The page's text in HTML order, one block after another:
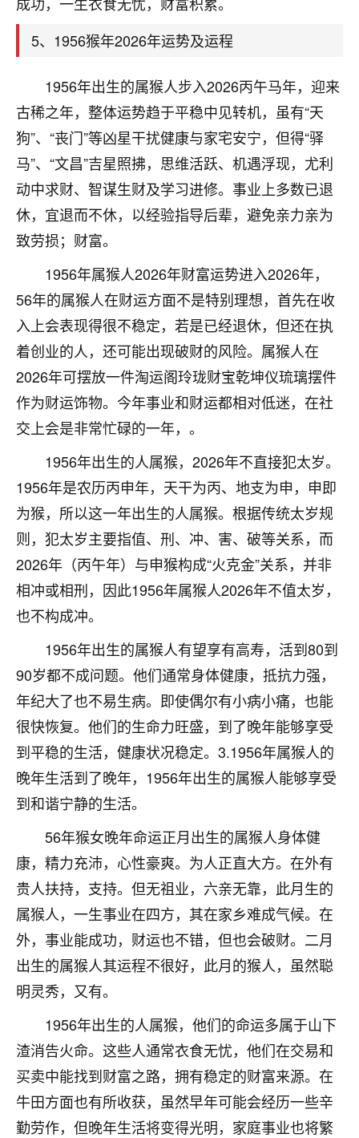
5、1956猴年2026年运势及运程
1956年出生的属猴人步入2026丙午马年，迎来
古稀之年，整体运势趋于平稳中见转机，虽有“天
狗”、“丧门”等凶星干扰健康与家宅安宁，但得“驿
马”、“文昌”吉星照拂，思维活跃、机遇浮现，尤利
动中求财、智谋生财及学习进修。事业上多数已退
休，宜退而不休，以经验指导后辈，避免亲力亲为
致劳损；财富。
1956年属猴人2026年财富运势进入2026年，
56年的属猴人在财运方面不是特别理想，首先在收
入上会表现得很不稳定，若是已经退休，但还在执
着创业的人，还可能出现破财的风险。属猴人在
2026年可摆放一件淘运阁玲珑财宝乾坤仪琉璃摆件
作为财运饰物。今年事业和财运都相对低迷，在社
交上会是非常忙碌的一年，。
1956年出生的人属猴，2026年不直接犯太岁。
1956年是农历丙申年，天干为丙、地支为申，申即
为猴，所以这一年出生的人属猴。根据传统太岁规
则，犯太岁主要指值、刑、冲、害、破等关系，而
2026年（丙午年）与申猴构成“火克金”关系，并非
相冲或相刑，因此1956年属猴人2026年不值太岁，
也不构成冲。
1956年出生的属猴人有望享有高寿，活到80到
90岁都不成问题。他们通常身体健康，抵抗力强，
年纪大了也不易生病。即使偶尔有小病小痛，也能
很快恢复。他们的生命力旺盛，到了晚年能够享受
到平稳的生活，健康状况稳定。3.1956年属猴人的
晚年生活到了晚年，1956年出生的属猴人能够享受
到和谐宁静的生活。
56年猴女晚年命运正月出生的属猴人身体健
康，精力充沛，心性豪爽。为人正直大方。在外有
贵人扶持，支持。但无祖业，六亲无靠，此月生的
属猴人，一生事业在四方，其在家乡难成气候。在
外，事业能成功，财运也不错，但也会破财。二月
出生的属猴人其运程不很好，此月的猴人，虽然聪
明灵秀，又有。
1956年出生的人属猴，他们的命运多属于山下
渣消告火命。这些人通常衣食无忧，他们在交易和
买卖中能找到财富之路，拥有稳定的财富来源。在
牛田方面也有所收获，虽然早年可能会经历一些辛
勤劳作，但晚年生活将变得光明，家庭事业也将繁
后，我以为都没戏了，结果开年一上班，开会提拔升
3000，非常开心，无论如何，感恩感谢！🙏🏻
鹿森 ：恭喜升职加薪！！，请客吗？�
12小时前 来自北京 32
心心相印
我身体不太好，总是病病殃殃的，去检查又没什么大
问题，反正就是不舒服。中医西医看遍了，找不到问
题，后来无意中看到有人推荐慧来老师，跟老师聊过
之后，心情豁然开朗，也听老师建议，处理了一些因
果问题。今年以来，身体比以前好多，主要是心情好
了，老师说境随心转，现在深有体会了。
鹿森 ：是的，其实跟老师聊过之后，最大的感
触，首先就是心态会变好，万般皆是命，半点
不由人！
1天前 来自四川 9
我也想找老师看看，有没有人给个联系方式的啊？
鹿森：慧来老师微信：gjsy0624
1天前 来自江西 12
青春168
我也想要，我也想要！
2天前 来自山西
Jessica李
老师做不做超度法事？我想给我奶奶做超度，她今年
刚去世了。
七零老顽童：我母亲前年离世，刚开始我经常
做梦梦见她，后来也是朋友介绍，找到慧来老
师，安排了超度法事，做梦再也没有梦到过
了，一开始是半信半疑的，图个心安，给亡母
超度，现在看来，人不信也不行。
2天前 来自云南 11
优秀的张同学
老师收徒吗？？我对这些很感兴趣
2天前 来自山西 15